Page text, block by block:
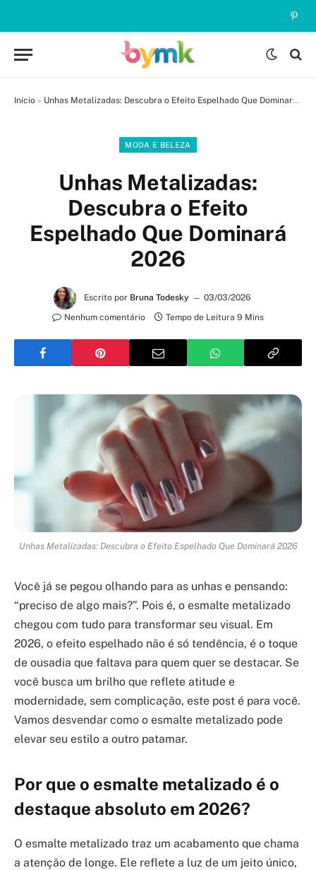
Início » Unhas Metalizadas: Descubra o Efeito Espelhado Que Dominará 2026
MODA E BELEZA
Unhas Metalizadas:
Descubra o Efeito
Espelhado Que Dominará
2026
Escrito por Bruna Todesky
03/03/2026
Nenhum comentário
Tempo de Leitura 9 Mins
Unhas Metalizadas: Descubra o Efeito Espelhado Que Dominará 2026
Você já se pegou olhando para as unhas e pensando:
“preciso de algo mais?”. Pois é, o esmalte metalizado
chegou com tudo para transformar seu visual. Em
2026, o efeito espelhado não é só tendência, é o toque
de ousadia que faltava para quem quer se destacar. Se
você busca um brilho que reflete atitude e
modernidade, sem complicação, este post é para você.
Vamos desvendar como o esmalte metalizado pode
elevar seu estilo a outro patamar.
Por que o esmalte metalizado é o
destaque absoluto em 2026?
O esmalte metalizado traz um acabamento que chama
a atenção de longe. Ele reflete a luz de um jeito único,